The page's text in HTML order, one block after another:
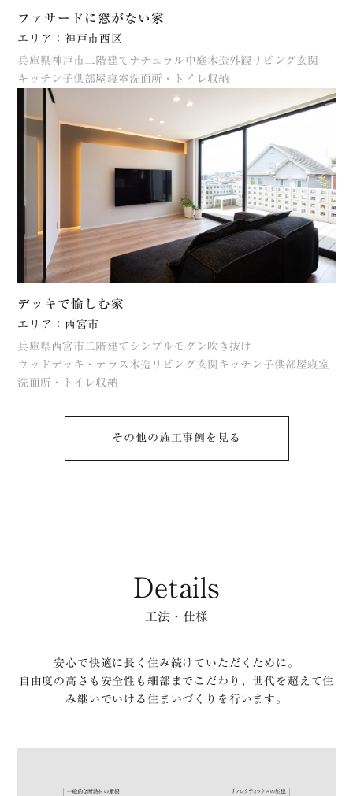
ファサードに窓がない家
エリア：神戸市西区
兵庫県神戸市二階建て ナチュラル 中庭木造外観 リビング玄関
キッチン 子供部屋寝室洗面所・トイレ 収納
デッキで愉しむ家
エリア：西宮市
兵庫県西宮市 二階建て シンプルモダン 吹き抜け
ウッドデッキ・テラス 木造 リビング玄関 キッチン 子供部屋寝室
洗面所・トイレ 収納
その他の施⼯事例を⾒る
Details
工法・仕様
安心で快適に長く住み続けていただくために。
自由度の高さも安全性も細部までこだわり、世代を超えて住
み継いでいける住まいづくりを行います。